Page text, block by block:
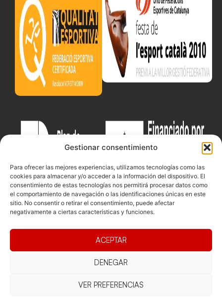
Gestionar consentimiento
Para ofrecer las mejores experiencias, utilizamos tecnologías como las
cookies para almacenar y/o acceder a la información del dispositivo. El
consentimiento de estas tecnologías nos permitirá procesar datos como
el comportamiento de navegación o las identificaciones únicas en este
sitio. No consentir o retirar el consentimiento, puede afectar
negativamente a ciertas características y funciones.
ACEPTAR
DENEGAR
VER PREFERENCIAS
Federació
Competicions
Competiciones
Playa
Documentacio
Funcionament
Transparència
Eleccions
Carrer de les